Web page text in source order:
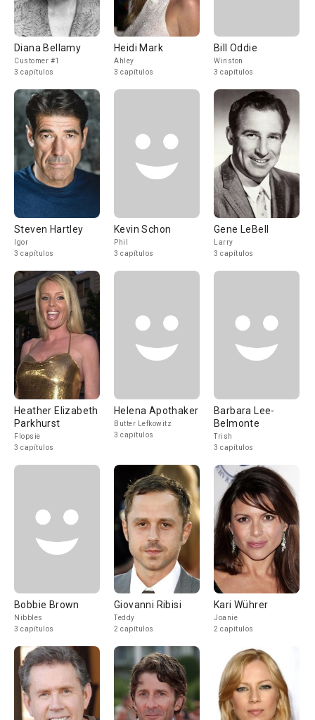
Diana Bellamy
Customer #1
3 capítulos
Heidi Mark
Ahley
3 capítulos
Bill Oddie
Winston
3 capítulos
Steven Hartley
Igor
3 capítulos
Kevin Schon
Phil
3 capítulos
Gene LeBell
Larry
3 capítulos
Heather Elizabeth
Parkhurst
Flopsie
3 capítulos
Helena Apothaker
Butter Lefkowitz
3 capítulos
Barbara Lee-
Belmonte
Trish
3 capítulos
Bobbie Brown
Nibbles
3 capítulos
Giovanni Ribisi
Teddy
2 capítulos
Kari Wührer
Joanie
2 capítulos